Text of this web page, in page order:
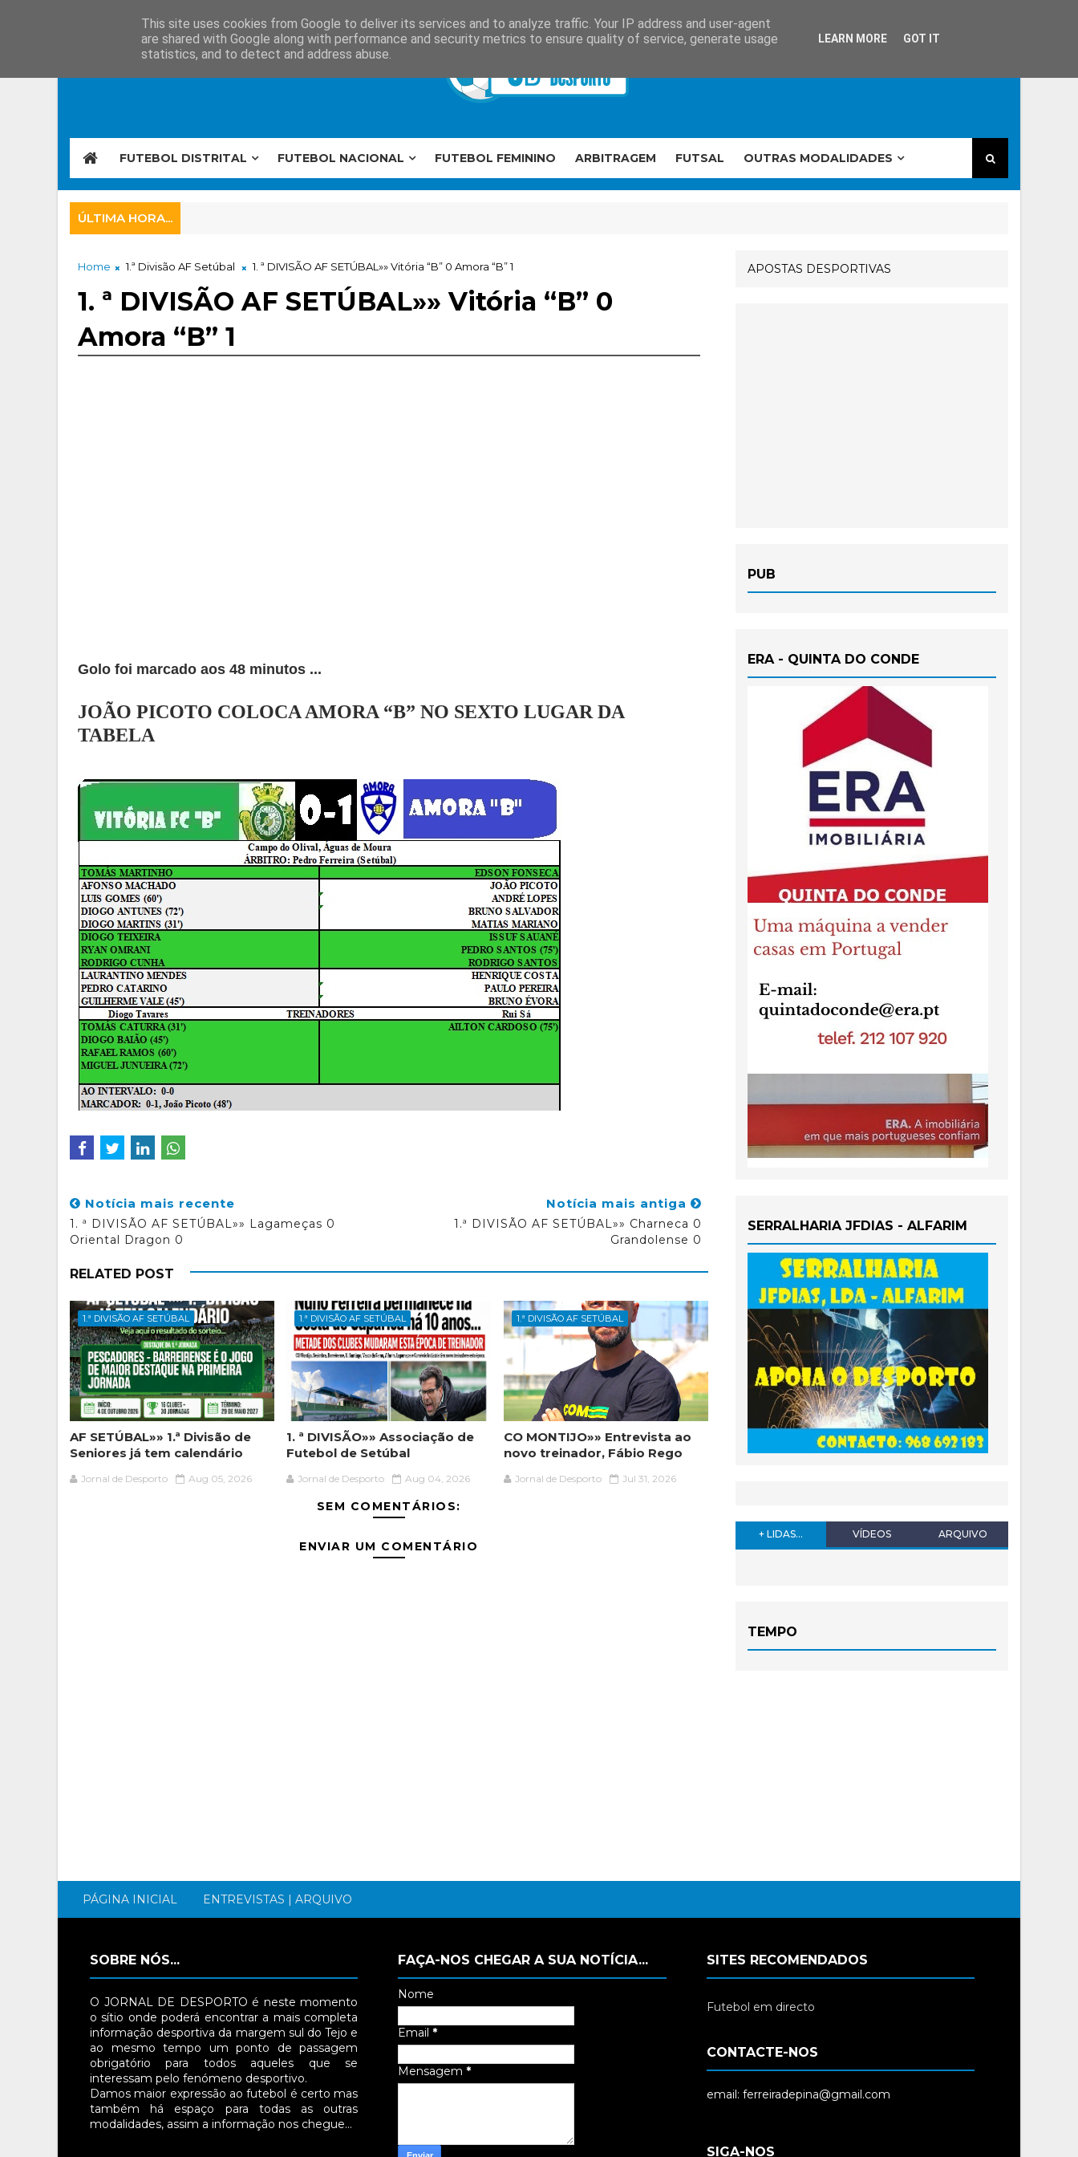
FUTEBOL DISTRITAL FUTEBOL NACIONAL FUTEBOL FEMININO ARBITRAGEM FUTSAL OUTRAS MODALIDADES
ÚLTIMA HORA...
Home 1.ª Divisão AF Setúbal 1. ª DIVISÃO AF SETÚBAL»» Vitória “B” 0 Amora “B” 1
1. ª DIVISÃO AF SETÚBAL»» Vitória “B” 0
Amora “B” 1
Golo foi marcado aos 48 minutos ...
JOÃO PICOTO COLOCA AMORA “B” NO SEXTO LUGAR DA
TABELA
Notícia mais recente
1. ª DIVISÃO AF SETÚBAL»» Lagameças 0
Oriental Dragon 0
Notícia mais antiga
1.ª DIVISÃO AF SETÚBAL»» Charneca 0
Grandolense 0
RELATED POST
1.ª DIVISÃO AF SETÚBAL
AF SETÚBAL»» 1.ª Divisão de
Seniores já tem calendário
Jornal de Desporto Aug 05, 2026
1.ª DIVISÃO AF SETÚBAL
1. ª DIVISÃO»» Associação de
Futebol de Setúbal
Jornal de Desporto Aug 04, 2026
1.ª DIVISÃO AF SETÚBAL
CO MONTIJO»» Entrevista ao
novo treinador, Fábio Rego
Jornal de Desporto Jul 31, 2026
SEM COMENTÁRIOS:
ENVIAR UM COMENTÁRIO
APOSTAS DESPORTIVAS
PUB
ERA - QUINTA DO CONDE
SERRALHARIA JFDIAS - ALFARIM
+ LIDAS... VÍDEOS ARQUIVO
TEMPO
PÁGINA INICIAL ENTREVISTAS | ARQUIVO
SOBRE NÓS...
O JORNAL DE DESPORTO é neste momento
o sítio onde poderá encontrar a mais completa
informação desportiva da margem sul do Tejo e
ao mesmo tempo um ponto de passagem
obrigatório para todos aqueles que se
interessam pelo fenómeno desportivo.
Damos maior expressão ao futebol é certo mas
também há espaço para todas as outras
modalidades, assim a informação nos chegue…
FAÇA-NOS CHEGAR A SUA NOTÍCIA...
Nome
Email *
Mensagem *
SITES RECOMENDADOS
Futebol em directo
CONTACTE-NOS
email: ferreiradepina@gmail.com
SIGA-NOS
This site uses cookies from Google to deliver its services and to analyze traffic. Your IP address and user-agent
are shared with Google along with performance and security metrics to ensure quality of service, generate usage
statistics, and to detect and address abuse.
LEARN MORE GOT IT